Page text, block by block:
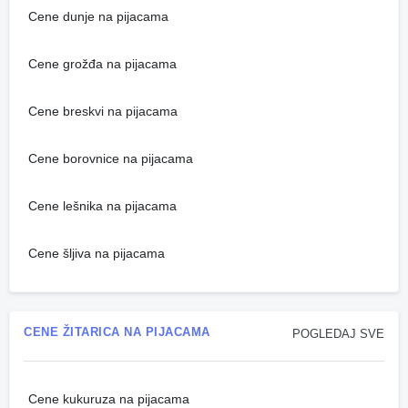
Cene dunje na pijacama
Cene grožđa na pijacama
Cene breskvi na pijacama
Cene borovnice na pijacama
Cene lešnika na pijacama
Cene šljiva na pijacama
POGLEDAJ SVE
CENE ŽITARICA NA PIJACAMA
Cene kukuruza na pijacama